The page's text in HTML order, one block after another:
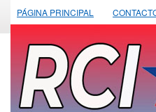
PÁGINA PRINCIPAL